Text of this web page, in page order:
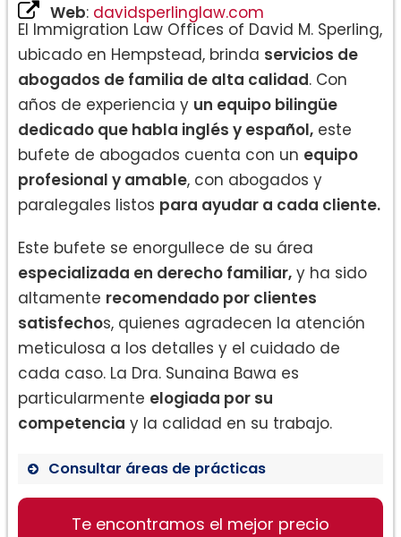
Web: davidsperlinglaw.com
El Immigration Law Offices of David M. Sperling,
ubicado en Hempstead, brinda servicios de
abogados de familia de alta calidad. Con
años de experiencia y un equipo bilingüe
dedicado que habla inglés y español, este
bufete de abogados cuenta con un equipo
profesional y amable, con abogados y
paralegales listos para ayudar a cada cliente.
Este bufete se enorgullece de su área
especializada en derecho familiar, y ha sido
altamente recomendado por clientes
satisfechos, quienes agradecen la atención
meticulosa a los detalles y el cuidado de
cada caso. La Dra. Sunaina Bawa es
particularmente elogiada por su
competencia y la calidad en su trabajo.
Consultar áreas de prácticas
Derecho de Familia
Te encontramos el mejor precio